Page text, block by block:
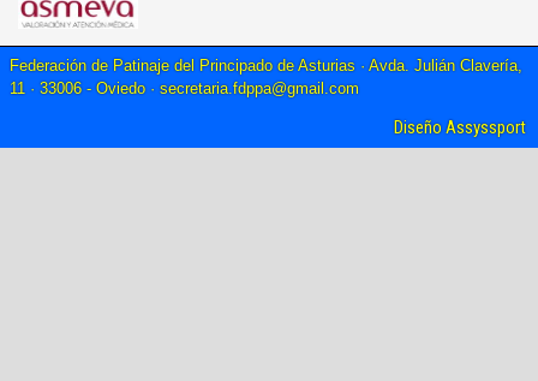
Federación de Patinaje del Principado de Asturias · Avda. Julián Clavería,
11 · 33006 - Oviedo · secretaria.fdppa@gmail.com
Diseño Assyssport